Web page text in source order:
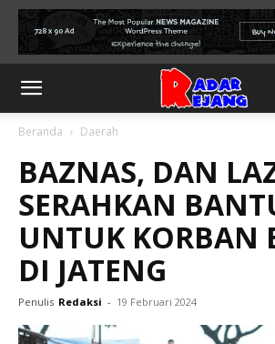
Beranda Daerah
BAZNAS, DAN
SERAHKAN
UNTUK KORBAN
DI JATENG
Penulis Redaksi - 19 Februari 2024